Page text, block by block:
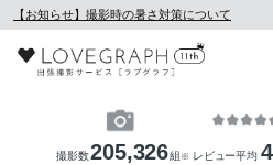
【お知らせ】撮影時の暑さ対策について
撮影数205,326組 ※ レビュー平均